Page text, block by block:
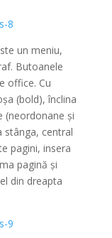
un meniu,
Butoanele
office. Cu
(bold), înclina
(neordonane și
stânga, central
pagini, insera
pagină și
din dreapta